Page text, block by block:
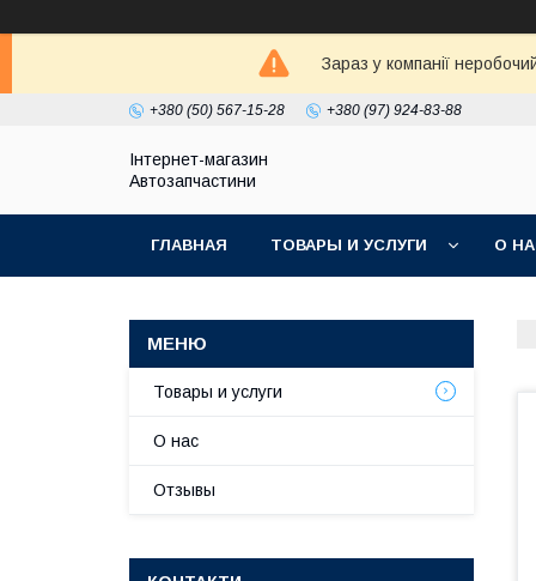
Зараз у компанії
+380 (50) 567-15-28 +380 (97) 924-83-88
Інтернет-магазин
Автозапчастини
ГЛАВНАЯ ТОВАРЫ И УСЛУГИ О
Товары и услуги
О нас
Отзывы